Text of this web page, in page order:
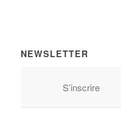
NEWSLETTER
S’inscrire